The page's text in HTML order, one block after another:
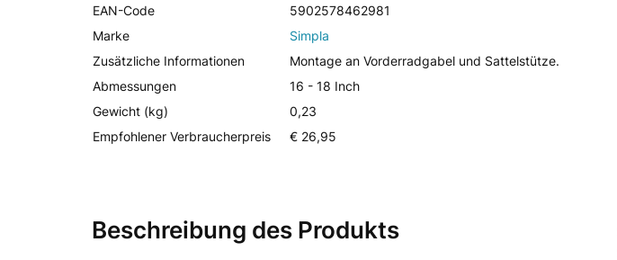
EAN-Code
5902578462981
Marke
Simpla
Zusätzliche Informationen
Montage an Vorderradgabel und Sattelstütze.
Abmessungen
16 - 18 Inch
Gewicht (kg)
0,23
Empfohlener Verbraucherpreis
€ 26,95
Beschreibung des Produkts